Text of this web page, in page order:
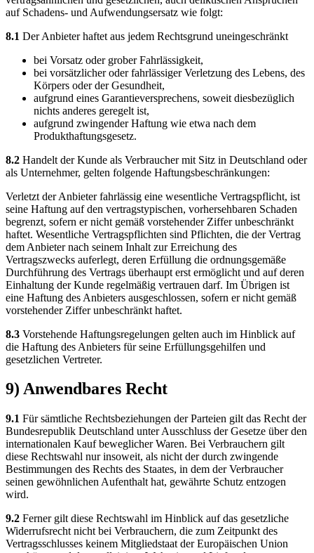
auf Schadens- und Aufwendungsersatz wie folgt:
8.1 Der Anbieter haftet aus jedem Rechtsgrund uneingeschränkt
bei Vorsatz oder grober Fahrlässigkeit,
bei vorsätzlicher oder fahrlässiger Verletzung des Lebens, des
Körpers oder der Gesundheit,
aufgrund eines Garantieversprechens, soweit diesbezüglich
nichts anderes geregelt ist,
aufgrund zwingender Haftung wie etwa nach dem
Produkthaftungsgesetz.
8.2 Handelt der Kunde als Verbraucher mit Sitz in Deutschland oder
als Unternehmer, gelten folgende Haftungsbeschränkungen:
Verletzt der Anbieter fahrlässig eine wesentliche Vertragspflicht, ist
seine Haftung auf den vertragstypischen, vorhersehbaren Schaden
begrenzt, sofern er nicht gemäß vorstehender Ziffer unbeschränkt
haftet. Wesentliche Vertragspflichten sind Pflichten, die der Vertrag
dem Anbieter nach seinem Inhalt zur Erreichung des
Vertragszwecks auferlegt, deren Erfüllung die ordnungsgemäße
Durchführung des Vertrags überhaupt erst ermöglicht und auf deren
Einhaltung der Kunde regelmäßig vertrauen darf. Im Übrigen ist
eine Haftung des Anbieters ausgeschlossen, sofern er nicht gemäß
vorstehender Ziffer unbeschränkt haftet.
8.3 Vorstehende Haftungsregelungen gelten auch im Hinblick auf
die Haftung des Anbieters für seine Erfüllungsgehilfen und
gesetzlichen Vertreter.
9) Anwendbares Recht
9.1 Für sämtliche Rechtsbeziehungen der Parteien gilt das Recht der
Bundesrepublik Deutschland unter Ausschluss der Gesetze über den
internationalen Kauf beweglicher Waren. Bei Verbrauchern gilt
diese Rechtswahl nur insoweit, als nicht der durch zwingende
Bestimmungen des Rechts des Staates, in dem der Verbraucher
seinen gewöhnlichen Aufenthalt hat, gewährte Schutz entzogen
wird.
9.2 Ferner gilt diese Rechtswahl im Hinblick auf das gesetzliche
Widerrufsrecht nicht bei Verbrauchern, die zum Zeitpunkt des
Vertragsschlusses keinem Mitgliedstaat der Europäischen Union